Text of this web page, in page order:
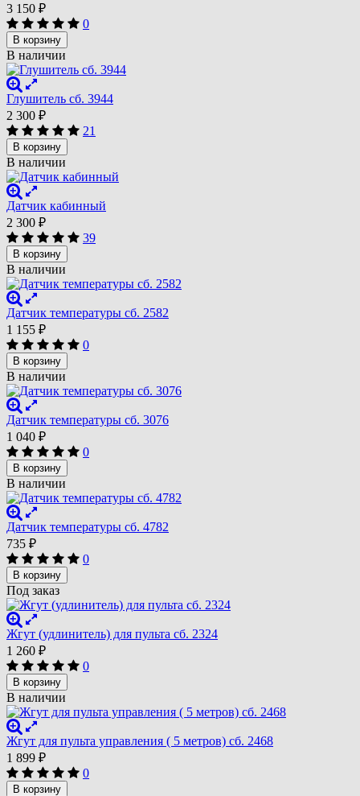
3 150 ₽
0
В корзину
В наличии
Глушитель сб. 3944
2 300 ₽
21
В корзину
В наличии
Датчик кабинный
2 300 ₽
39
В корзину
В наличии
Датчик температуры сб. 2582
1 155 ₽
0
В корзину
В наличии
Датчик температуры сб. 3076
1 040 ₽
0
В корзину
В наличии
Датчик температуры сб. 4782
735 ₽
0
В корзину
Под заказ
Жгут (удлинитель) для пульта сб. 2324
1 260 ₽
0
В корзину
В наличии
Жгут для пульта управления ( 5 метров) сб. 2468
1 899 ₽
0
В корзину